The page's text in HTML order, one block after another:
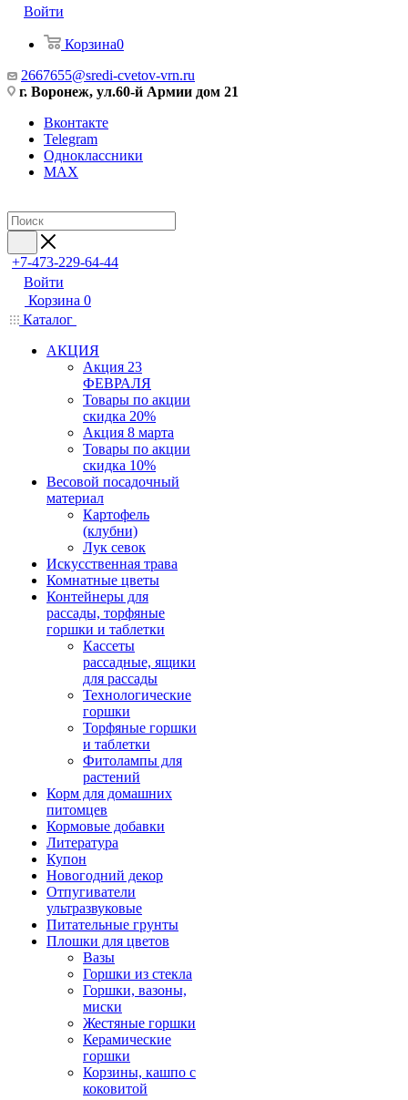
Войти
Корзина0
2667655@sredi-cvetov-vrn.ru
г. Воронеж, ул.60-й Армии дом 21
Вконтакте
Telegram
Одноклассники
MAX
+7-473-229-64-44
Войти
Корзина 0
Каталог
АКЦИЯ
Акция 23
ФЕВРАЛЯ
Товары по акции
скидка 20%
Акция 8 марта
Товары по акции
скидка 10%
Весовой посадочный
материал
Картофель
(клубни)
Лук севок
Искусственная трава
Комнатные цветы
Контейнеры для
рассады, торфяные
горшки и таблетки
Кассеты
рассадные, ящики
для рассады
Технологические
горшки
Торфяные горшки
и таблетки
Фитолампы для
растений
Корм для домашних
питомцев
Кормовые добавки
Литература
Купон
Новогодний декор
Отпугиватели
ультразвуковые
Питательные грунты
Плошки для цветов
Вазы
Горшки из стекла
Горшки, вазоны,
миски
Жестяные горшки
Керамические
горшки
Корзины, кашпо с
коковитой